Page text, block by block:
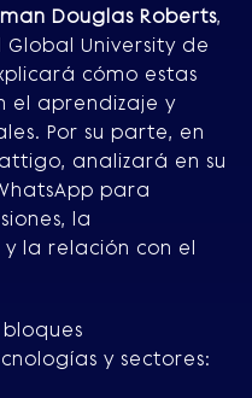
Douglas Roberts,
University de
cómo estas
el aprendizaje y
Por su parte, en
analizará en su
para
la
la relación con el
y sectores: